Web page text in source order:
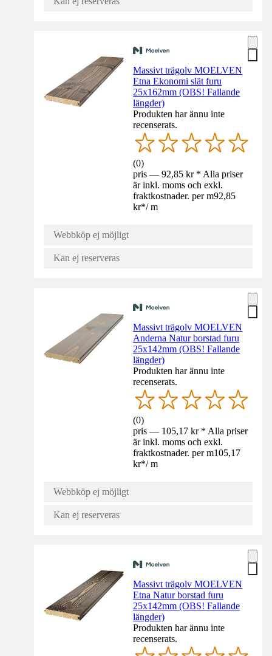
Massivt trägolv MOELVEN
Etna Ekonomi slät furu
25x162mm (OBS! Fallande
längder)
Produkten har ännu inte
recenserats.
(0)
pris — 92,85 kr * Alla priser
är inkl. moms och exkl.
fraktkostnader. per m92,85
kr*/ m
Webbköp ej möjligt
Kan ej reserveras
Massivt trägolv MOELVEN
Anderna Natur borstad furu
25x142mm (OBS! Fallande
längder)
Produkten har ännu inte
recenserats.
(0)
pris — 105,17 kr * Alla priser
är inkl. moms och exkl.
fraktkostnader. per m105,17
kr*/ m
Webbköp ej möjligt
Kan ej reserveras
Massivt trägolv MOELVEN
Etna Natur borstad furu
25x142mm (OBS! Fallande
längder)
Produkten har ännu inte
recenserats.